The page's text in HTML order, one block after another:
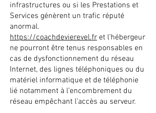
infrastructures ou si les Prestations et
Services génèrent un trafic réputé
anormal.
https://coachdevierevel.fr et l’hébergeur
ne pourront être tenus responsables en
cas de dysfonctionnement du réseau
Internet, des lignes téléphoniques ou du
matériel informatique et de téléphonie
lié notamment à l’encombrement du
réseau empêchant l’accès au serveur.